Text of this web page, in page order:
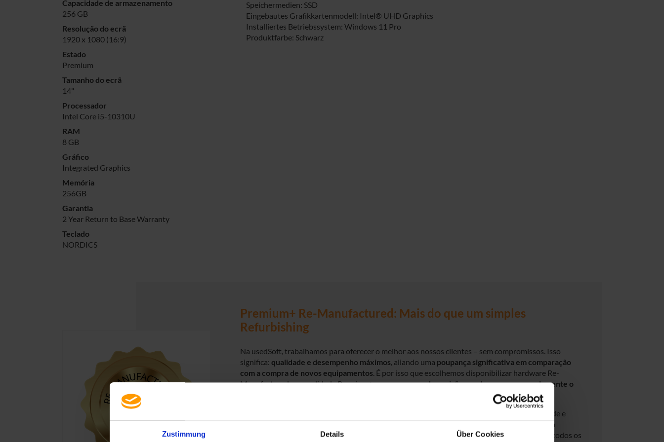
Zustimmung Details Über Cookies
Speichermedien: SSD
Eingebautes Grafikkartenmodell: Intel® UHD Graphics
Installiertes Betriebssystem: Windows 11 Pro
Produktfarbe: Schwarz
Capacidade de armazenamento
256 GB
Resolução do ecrã
1920 x 1080 (16:9)
Estado
Premium
Tamanho do ecrã
14"
Processador
Intel Core i5-10310U
RAM
8 GB
Gráfico
Integrated Graphics
Memória
256GB
Garantia
2 Year Return to Base Warranty
Teclado
NORDICS
Premium+ Re-Manufactured: Mais do que um simples
Refurbishing
Na usedSoft, trabalhamos para oferecer o melhor aos nossos clientes – sem compromissos. Isso
significa: qualidade e desempenho máximos, aliando uma poupança significativa em comparação
com a compra de novos equipamentos. É por isso que escolhemos disponibilizar hardware Re-
Manufactured em qualidade Premium+ –um processo de revisão geral que supera amplamente o
O nosso hardware Re-Manufactured estabelece novos padrões em qualidade, sustentabilidade e
rentabilidade. Cada notebook é submetido não só a uma inspeção técnica, mas também a uma
desmontagem completa, permitindo a limpeza e renovação de cada componente. E o melhor: todos os